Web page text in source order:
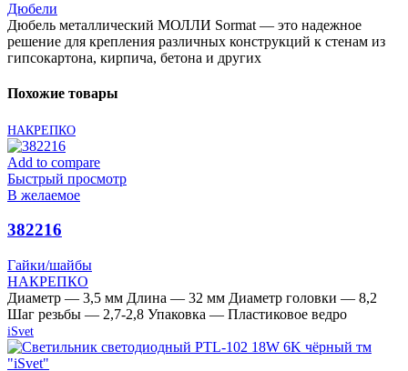
Дюбели
Дюбель металлический МОЛЛИ Sormat — это надежное
решение для крепления различных конструкций к стенам из
гипсокартона, кирпича, бетона и других
Похожие товары
НАКРЕПКО
Add to compare
Быстрый просмотр
В желаемое
382216
Гайки/шайбы
НАКРЕПКО
Диаметр — 3,5 мм Длина — 32 мм Диаметр головки — 8,2
Шаг резьбы — 2,7-2,8 Упаковка — Пластиковое ведро
iSvet